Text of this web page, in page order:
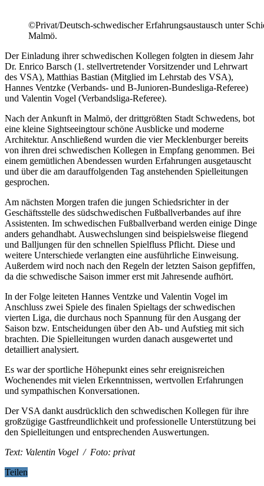
©Privat/Deutsch-schwedischer Erfahrungsaustausch unter
Malmö.
Der Einladung ihrer schwedischen Kollegen folgten in diesem Jahr
Dr. Enrico Barsch (1. stellvertretender Vorsitzender und Lehrwart
des VSA), Matthias Bastian (Mitglied im Lehrstab des VSA),
Hannes Ventzke (Verbands- und B-Junioren-Bundesliga-Referee)
und Valentin Vogel (Verbandsliga-Referee).
Nach der Ankunft in Malmö, der drittgrößten Stadt Schwedens, bot
eine kleine Sightseeingtour schöne Ausblicke und moderne
Architektur. Anschließend wurden die vier Mecklenburger bereits
von ihren drei schwedischen Kollegen in Empfang genommen. Bei
einem gemütlichen Abendessen wurden Erfahrungen ausgetauscht
und über die am darauffolgenden Tag anstehenden Spielleitungen
gesprochen.
Am nächsten Morgen trafen die jungen Schiedsrichter in der
Geschäftsstelle des südschwedischen Fußballverbandes auf ihre
Assistenten. Im schwedischen Fußballverband werden einige Dinge
anders gehandhabt. Auswechslungen sind beispielsweise fliegend
und Balljungen für den schnellen Spielfluss Pflicht. Diese und
weitere Unterschiede verlangten eine ausführliche Einweisung.
Außerdem wird noch nach den Regeln der letzten Saison gepfiffen,
da die schwedische Saison immer erst mit Jahresende aufhört.
In der Folge leiteten Hannes Ventzke und Valentin Vogel im
Anschluss zwei Spiele des finalen Spieltags der schwedischen
vierten Liga, die durchaus noch Spannung für den Ausgang der
Saison bzw. Entscheidungen über den Ab- und Aufstieg mit sich
brachten. Die Spielleitungen wurden danach ausgewertet und
detailliert analysiert.
Es war der sportliche Höhepunkt eines sehr ereignisreichen
Wochenendes mit vielen Erkenntnissen, wertvollen Erfahrungen
und sympathischen Konversationen.
Der VSA dankt ausdrücklich den schwedischen Kollegen für ihre
großzügige Gastfreundlichkeit und professionelle Unterstützung bei
den Spielleitungen und entsprechenden Auswertungen.
Text: Valentin Vogel / Foto: privat
Teilen